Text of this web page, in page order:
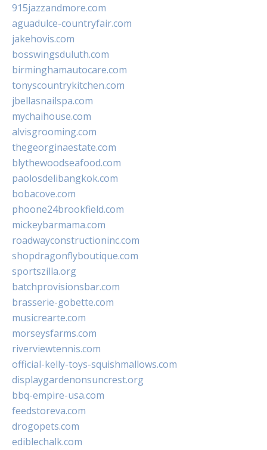
915jazzandmore.com
aguadulce-countryfair.com
jakehovis.com
bosswingsduluth.com
birminghamautocare.com
tonyscountrykitchen.com
jbellasnailspa.com
mychaihouse.com
alvisgrooming.com
thegeorginaestate.com
blythewoodseafood.com
paolosdelibangkok.com
bobacove.com
phoone24brookfield.com
mickeybarmama.com
roadwayconstructioninc.com
shopdragonflyboutique.com
sportszilla.org
batchprovisionsbar.com
brasserie-gobette.com
musicrearte.com
morseysfarms.com
riverviewtennis.com
official-kelly-toys-squishmallows.com
displaygardenonsuncrest.org
bbq-empire-usa.com
feedstoreva.com
drogopets.com
ediblechalk.com